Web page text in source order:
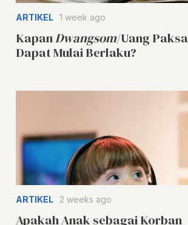
ARTIKEL 1 week ago
KapanDwangsom/Uang Paksa
Dapat Mulai Berlaku?
ARTIKEL 2 weeks ago
Apakah Anak sebagai Korban